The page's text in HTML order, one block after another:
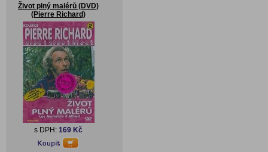
Život plný malérů (DVD)
(Pierre Richard)
s DPH: 169 Kč